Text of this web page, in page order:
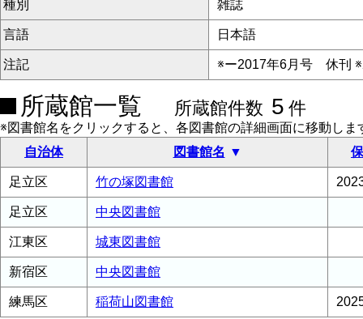
種別 雑誌
言語 日本語
注記 ※ー2017年6月号 休刊
所蔵館一覧 所蔵館件数 5 件
※図書館名をクリックすると、各図書館の詳細画面に移動しま
自治体
図書館名
足立区 竹の塚図書館
足立区 中央図書館
江東区 城東図書館
新宿区 中央図書館
練馬区 稲荷山図書館